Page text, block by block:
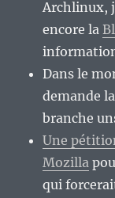
Archlinux,
encore la
Dans le
demande la
branche
Une
Mozilla
qui